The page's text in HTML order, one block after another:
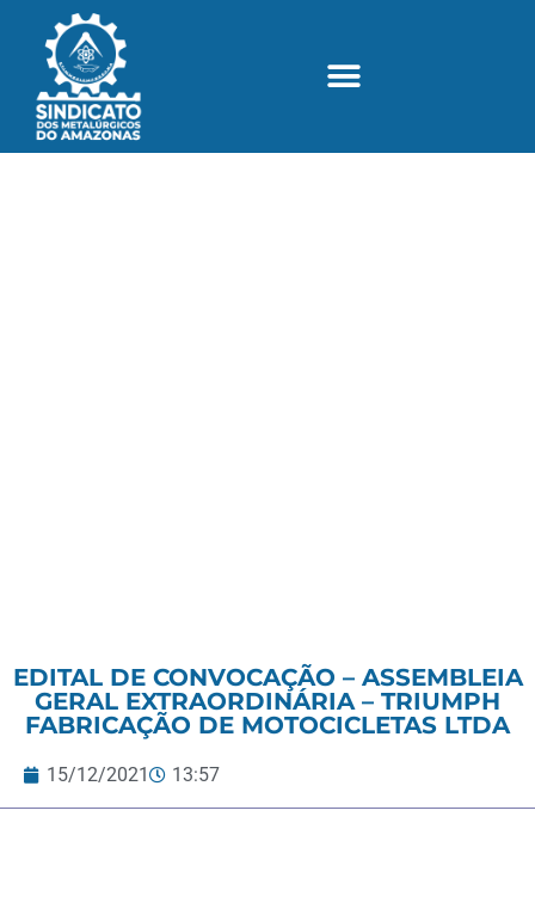
EDITAL DE CONVOCAÇÃO – ASSEMBLEIA
GERAL EXTRAORDINÁRIA – TRIUMPH
FABRICAÇÃO DE MOTOCICLETAS LTDA
15/12/2021 13:57